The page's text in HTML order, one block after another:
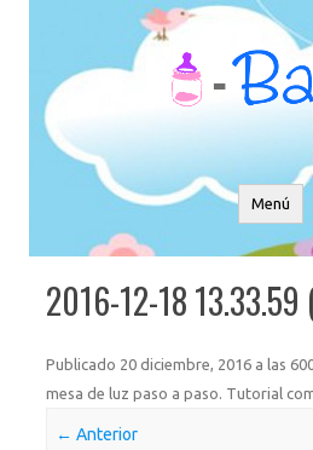
Menú
2016-12-18 13.33.59
Publicado 20 diciembre, 2016 a las
mesa de luz paso a paso. Tutorial
← Anterior